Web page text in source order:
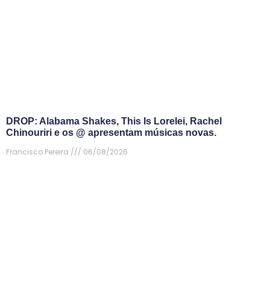
DROP: Alabama Shakes, This Is Lorelei, Rachel
Chinouriri e os @ apresentam músicas novas.
Francisco Pereira
06/08/2026